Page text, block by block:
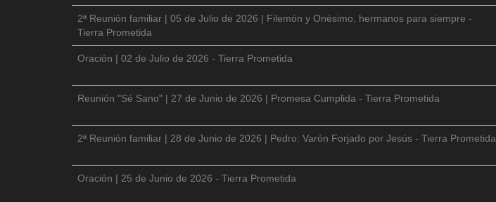
2ª Reunión familiar | 05 de Julio de 2026 | Filemón y Onésimo, hermanos para siempre -
Tierra Prometida
Oración | 02 de Julio de 2026 - Tierra Prometida
Reunión "Sé Sano" | 27 de Junio de 2026 | Promesa Cumplida - Tierra Prometida
2ª Reunión familiar | 28 de Junio de 2026 | Pedro: Varón Forjado por Jesús - Tierra Prometida
Oración | 25 de Junio de 2026 - Tierra Prometida